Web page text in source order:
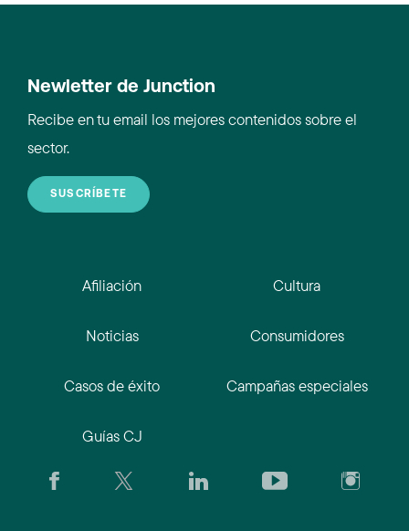
Newletter de Junction
Recibe en tu email los mejores contenidos sobre el
sector.
SUSCRÍBETE
Afiliación
Noticias
Casos de éxito
Guías CJ
Cultura
Consumidores
Campañas especiales